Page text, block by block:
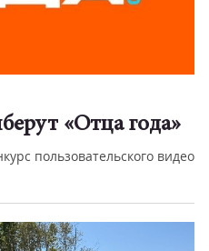
«Отца года»
пользовательского видео